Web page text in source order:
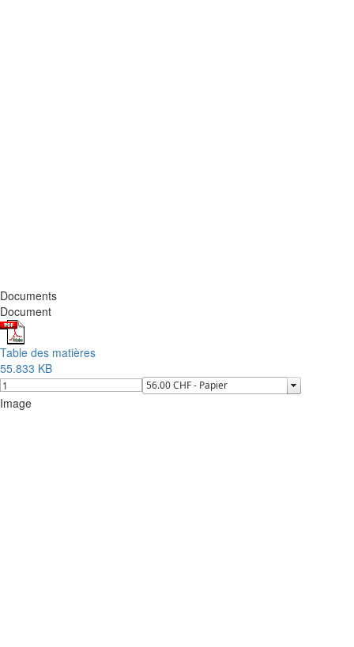
Documents
Document
Table des matières
55.833 KB
Image